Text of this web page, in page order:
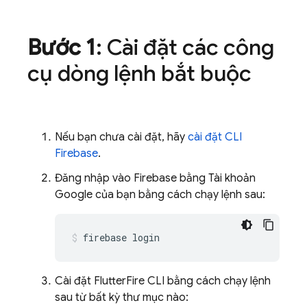
Bước 1: Cài đặt các công
cụ dòng lệnh bắt buộc
Nếu bạn chưa cài đặt, hãy cài đặt CLI
Firebase.
Đăng nhập vào Firebase bằng Tài khoản
Google của bạn bằng cách chạy lệnh sau:
firebase
Cài đặt FlutterFire CLI bằng cách chạy lệnh
sau từ bất kỳ thư mục nào: